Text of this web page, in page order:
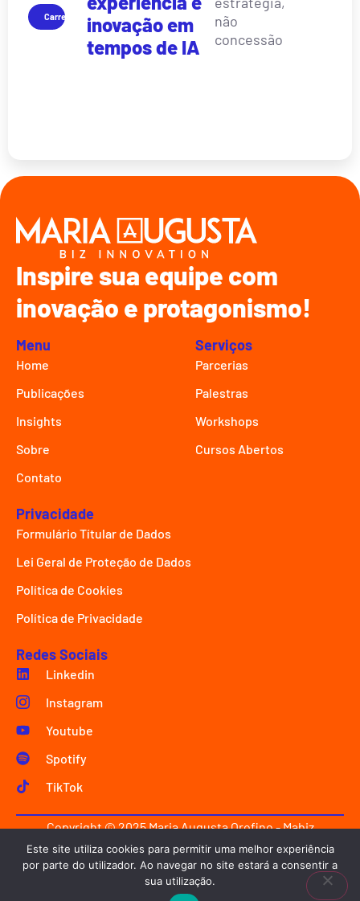
Carreira
inovação em
tempos de IA
não
concessão
Inspire sua equipe com
inovação e protagonismo!
Menu
Home
Publicações
Insights
Sobre
Contato
Serviços
Parcerias
Palestras
Workshops
Cursos Abertos
Privacidade
Formulário Títular de Dados
Lei Geral de Proteção de Dados
Política de Cookies
Política de Privacidade
Redes Sociais
Linkedin
Instagram
Youtube
Spotify
TikTok
Copyright © 2025 Maria Augusta Orofino - Mabiz
Innovation.
Criado com ♥ poremølab design.
Este site utiliza cookies para permitir uma melhor experiência
por parte do utilizador. Ao navegar no site estará a consentir a
sua utilização.